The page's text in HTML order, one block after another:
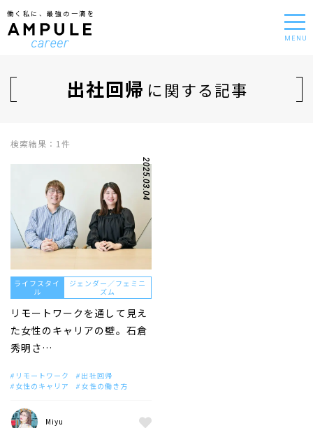
働く私に、最強の一滴を
MENU
出社回帰 に関する記事
検索結果：1件
2025.03.04
ライフスタイ
ル
ジェンダー／フェミニ
ズム
リモートワークを通して見え
た女性のキャリアの壁。石倉
秀明さ…
リモートワーク
出社回帰
女性のキャリア
女性の働き方
Miyu